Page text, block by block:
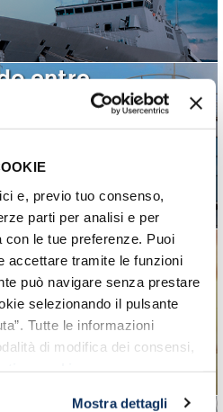
e, previo tuo consenso,
parti per analisi e per
le tue preferenze. Puoi
accettare tramite le funzioni
può navigare senza prestare
selezionando il pulsante
Tutte le informazioni
di modifica dei consensi,
Mostra dettagli
entre
de la